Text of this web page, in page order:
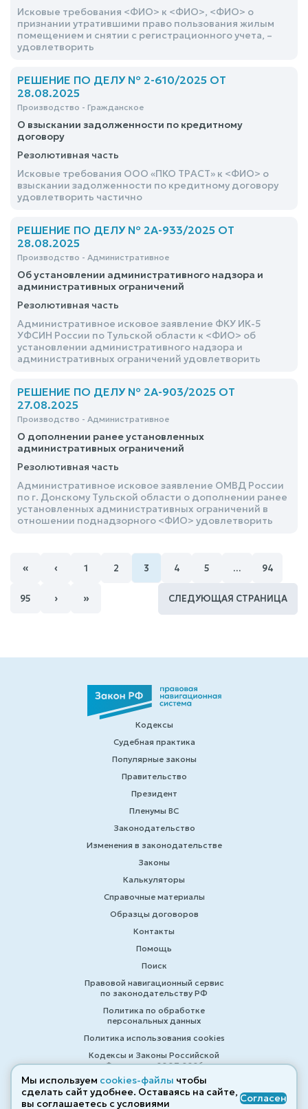
Исковые требования <ФИО> к <ФИО>, <ФИО> о
признании утратившими право пользования жилым
помещением и снятии с регистрационного учета, –
удовлетворить
РЕШЕНИЕ ПО ДЕЛУ № 2-610/2025 ОТ
28.08.2025
Производство - Гражданское
О взыскании задолженности по кредитному
договору
Резолютивная часть
Исковые требования ООО «ПКО ТРАСТ» к <ФИО> о
взыскании задолженности по кредитному договору
удовлетворить частично
РЕШЕНИЕ ПО ДЕЛУ № 2А-933/2025 ОТ
28.08.2025
Производство - Административное
Об установлении административного надзора и
административных ограничений
Резолютивная часть
Административное исковое заявление ФКУ ИК-5
УФСИН России по Тульской области к <ФИО> об
установлении административного надзора и
административных ограничений удовлетворить
РЕШЕНИЕ ПО ДЕЛУ № 2А-903/2025 ОТ
27.08.2025
Производство - Административное
О дополнении ранее установленных
административных ограничений
Резолютивная часть
Административное исковое заявление ОМВД России
по г. Донскому Тульской области о дополнении ранее
установленных административных ограничений в
отношении поднадзорного <ФИО> удовлетворить
« ‹ 1 2 3 4 5 … 94
95 › » СЛЕДУЮЩАЯ СТРАНИЦА
Кодексы
Судебная практика
Популярные законы
Правительство
Президент
Пленумы ВС
Законодательство
Изменения в законодательстве
Законы
Калькуляторы
Справочные материалы
Образцы договоров
Контакты
Помощь
Поиск
Правовой навигационный сервис
по законодательству РФ
Политика по обработке
персональных данных
Политика использования cookies
Кодексы и Законы Российской
Федерации 2007-2026
© ZAKONRF.INFO
Мы используем cookies-файлы чтобы
сделать сайт удобнее. Оставаясь на сайте,
вы соглашаетесь с условиями
Согласен